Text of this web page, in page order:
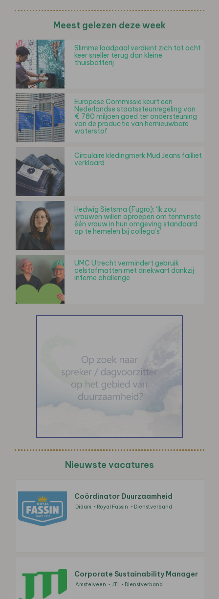
Meest gelezen deze week
Slimme laadpaal verdient zich tot acht
keer sneller terug dan kleine
thuisbatterij
Europese Commissie keurt een
Nederlandse staatssteunregeling van
€ 780 miljoen goed ter ondersteuning
van de productie van hernieuwbare
waterstof
Circulaire kledingmerk Mud Jeans failliet
verklaard
Hedwig Sietsma (Fugro): ‘Ik zou
vrouwen willen oproepen om tenminste
één vrouw in hun omgeving standaard
op te hemelen bij collega’s’
UMC Utrecht vermindert gebruik
celstofmatten met driekwart dankzij
interne challenge
Nieuwste vacatures
Coördinator Duurzaamheid
Didam Royal Fassin Dienstverband
Corporate Sustainability Manager
Amstelveen JTI Dienstverband